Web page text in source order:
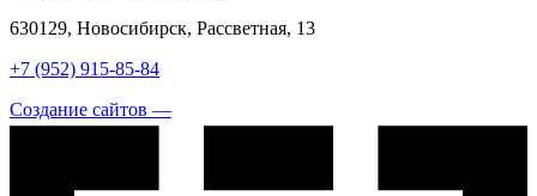
630129, Новосибирск, Рассветная, 13
+7 (952) 915-85-84
Создание сайтов —